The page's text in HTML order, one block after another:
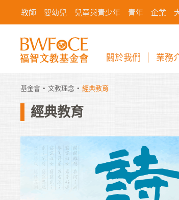
教師 嬰幼兒 兒童與青少年 青年 企業
關於我們 業務
基金會 文教理念 經典教育
經典教育